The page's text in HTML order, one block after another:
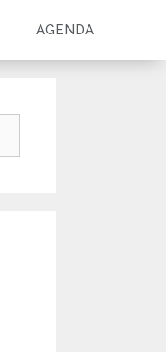
AGENDA